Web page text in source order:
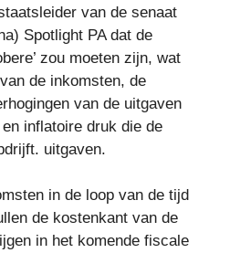
van de senaat
Spotlight PA dat de
zou moeten zijn, wat
de inkomsten, de
van de uitgaven
inflatoire druk die de
uitgaven.
in de loop van de tijd
de kostenkant van de
in het komende fiscale